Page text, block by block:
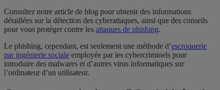
Consultez notre article de blog pour obtenir des informations
détaillées sur la détection des cyberattaques, ainsi que des conseils
pour vous protéger contre les attaques de phishing.
Le phishing, cependant, est seulement une méthode d’escroquerie
par ingénierie sociale employée par les cybercriminels pour
introduire des malwares et d’autres virus informatiques sur
l’ordinateur d’un utilisateur.